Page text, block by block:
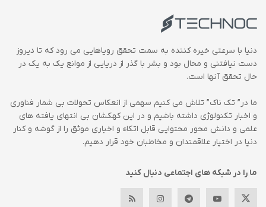
دنیا با سرعتی خیره کننده به سمت تحقق رویاهایی می رود که تا دیروز
دست نیافتنی و محال بود و بشر با گذر از دریایی از موانع یک به یک در
حال تحقق آنها است.
ما در” تک ناک” تلاش می کنیم سهمی از انعکاس تحولات بی شمار فناوری
و اخبار تکنولوژی داشته باشیم و در این کهکشان بی انتهای یافته های
علمی و دانش محور محتوایی قابل اتکاء و اخباری موثق را از گوشه و کنار
دنیا در اختیار علاقمندان و مخاطبان خود قرار دهیم.
ما را در شبکه های اجتماعی دنبال کنید